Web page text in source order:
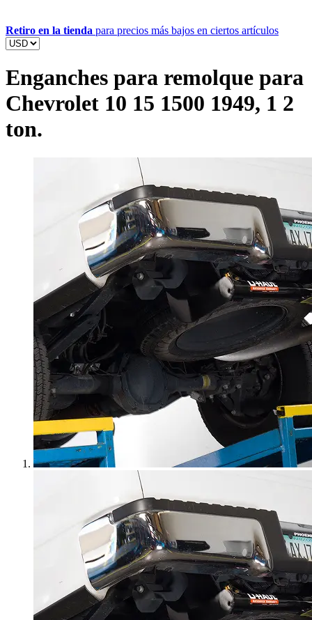
Retiro en la tienda para precios más bajos en ciertos artículos
Enganches para remolque para
Chevrolet 10 15 1500 1949, 1 2
ton.